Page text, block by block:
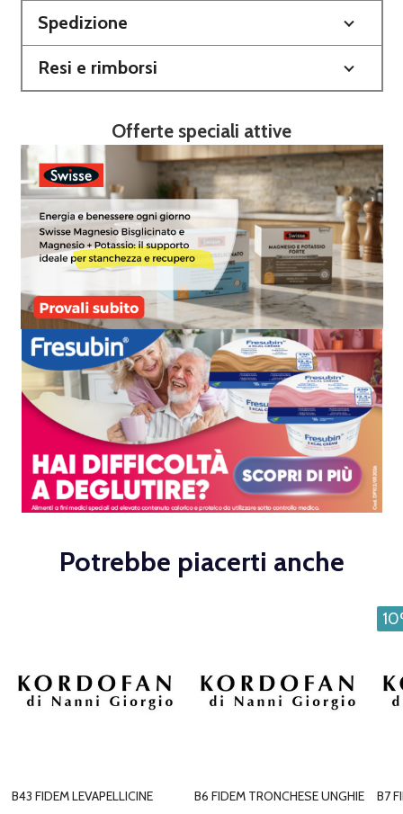
Spedizione
Resi e rimborsi
Offerte speciali attive
Potrebbe piacerti anche
B43 FIDEM LEVAPELLICINE B6 FIDEM TRONCHESE UNGHIE B7